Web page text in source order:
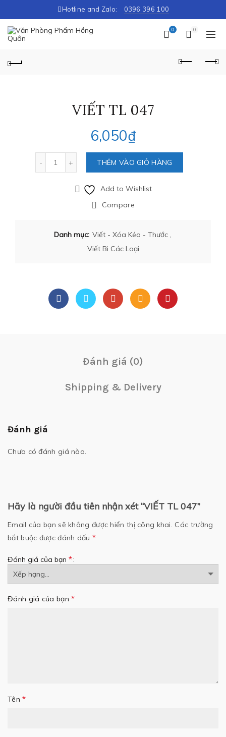
Hotline and Zalo: 0396 396 100
0 0
VIẾT TL 047
6,050₫
Số lượng
THÊM VÀO GIỎ HÀNG
Add to Wishlist
Compare
Danh mục: Viết - Xóa Kéo - Thước ,
Viết Bi Các Loại
Đánh giá (0)
Shipping & Delivery
Đánh giá
Chưa có đánh giá nào.
Hãy là người đầu tiên nhận xét “VIẾT TL 047”
Email của bạn sẽ không được hiển thị công khai. Các trường
bắt buộc được đánh dấu *
Đánh giá của bạn *
Đánh giá của bạn*
Tên*